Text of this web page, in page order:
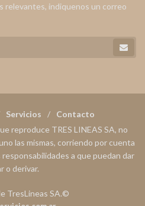
relevantes, indiquenos un correo
Servicios
Contacto
reproduce TRES LINEAS SA, no
las mismas, corriendo por cuenta
a que puedan dar
o derivar.
TresLineas SA.©